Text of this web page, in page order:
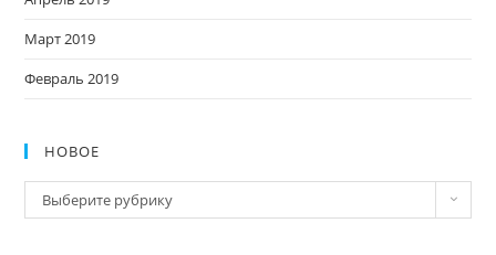
Март 2019
Февраль 2019
НОВОЕ
Новое
Выберите рубрику